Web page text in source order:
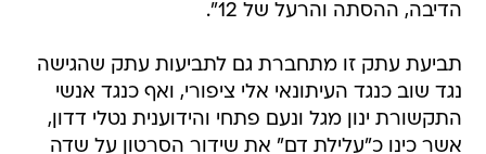
הדיבה, ההסתה והרעל של 12".
תביעת עתק זו מתחברת גם לתביעות עתק שהגישה
נגד שוב כנגד העיתונאי אלי ציפורי, ואף כנגד אנשי
התקשורת ינון מגל ונעם פתחי והידוענית נטלי דדון,
אשר כינו כ"עלילת דם" את שידור הסרטון על שדה